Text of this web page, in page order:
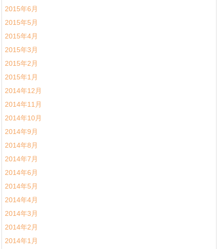
2015年6月
2015年5月
2015年4月
2015年3月
2015年2月
2015年1月
2014年12月
2014年11月
2014年10月
2014年9月
2014年8月
2014年7月
2014年6月
2014年5月
2014年4月
2014年3月
2014年2月
2014年1月